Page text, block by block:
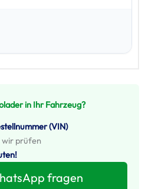
in Ihr Fahrzeug?
(VIN)
wir prüfen
fragen